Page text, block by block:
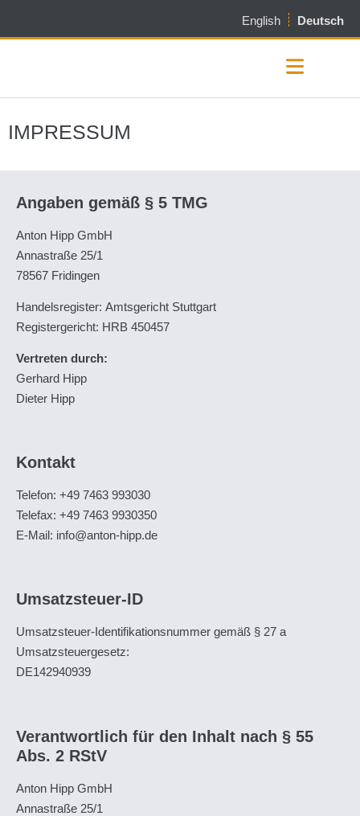
English Deutsch
IMPRESSUM
Angaben gemäß § 5 TMG
Anton Hipp GmbH
Annastraße 25/1
78567 Fridingen
Handelsregister: Amtsgericht Stuttgart
Registergericht: HRB 450457
Vertreten durch:
Gerhard Hipp
Dieter Hipp
Kontakt
Telefon: +49 7463 993030
Telefax: +49 7463 9930350
E-Mail: info@anton-hipp.de
Umsatzsteuer-ID
Umsatzsteuer-Identifikationsnummer gemäß § 27 a
Umsatzsteuergesetz:
DE142940939
Verantwortlich für den Inhalt nach § 55
Abs. 2 RStV
Anton Hipp GmbH
Annastraße 25/1